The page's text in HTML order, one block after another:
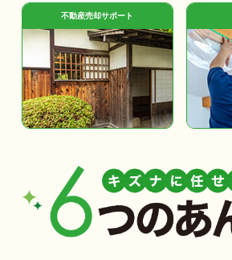
不動産売却サポート